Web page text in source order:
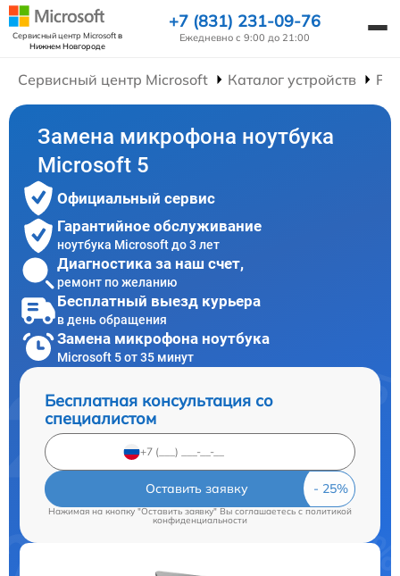
Сервисный центр Microsoftв
Нижнем Новгороде
+7 (831) 231-09-76
Ежедневно с 9:00 до 21:00
Сервисный центр Microsoft Каталог устройств
Замена микрофона ноутбука
Microsoft 5
Официальный сервис
Гарантийное обслуживание
ноутбука Microsoft до 3 лет
Диагностика за наш счет,
ремонт по желанию
Бесплатный выезд курьера
в день обращения
Замена микрофона ноутбука
Microsoft 5 от 35 минут
Бесплатная консультация со
специалистом
Оставить заявку
Нажимая на кнопку "Оставить заявку" Вы соглашаетесь cполитикой
конфиденциальности